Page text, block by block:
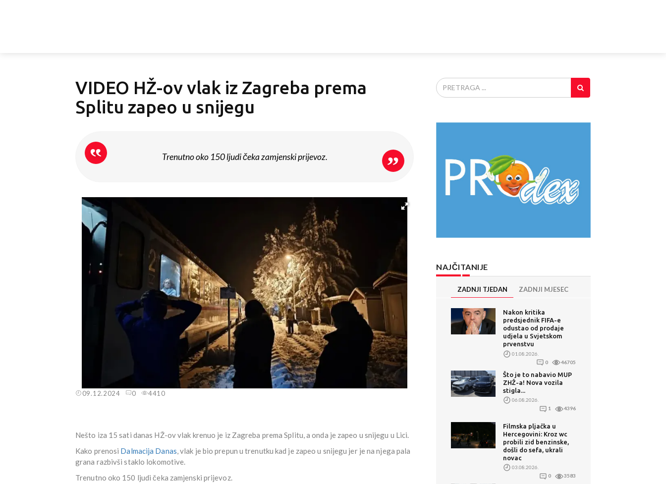
VIDEO HŽ-ov vlak iz Zagreba prema
Splitu zapeo u snijegu
Trenutno oko 150 ljudi čeka zamjenski prijevoz.
09.12.2024 0 4410
Nešto iza 15 sati danas HŽ-ov vlak krenuo je iz Zagreba prema Splitu, a onda je zapeo u snijegu u Lici.
Kako prenosi Dalmacija Danas, vlak je bio prepun u trenutku kad je zapeo u snijegu jer je na njega pala
grana razbivši staklo lokomotive.
Trenutno oko 150 ljudi čeka zamjenski prijevoz.
NAJČITANIJE
ZADNJI TJEDAN ZADNJI MJESEC
Nakon kritika
predsjednik FIFA-e
odustao od prodaje
udjela u Svjetskom
prvenstvu
01.08.2026.
0
46705
Što je to nabavio MUP
ZHŽ-a! Nova vozila
stigla...
06.08.2026.
1
4396
Filmska pljačka u
Hercegovini: Kroz wc
probili zid benzinske,
došli do sefa, ukrali
novac
03.08.2026.
0
3583